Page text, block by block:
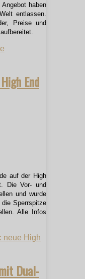
haben
entlassen.
Preise und
End
auf der High
Die Vor- und
und wurde
Sperrspitze
Alle Infos
neue High
Dual-